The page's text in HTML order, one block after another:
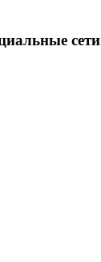
сети